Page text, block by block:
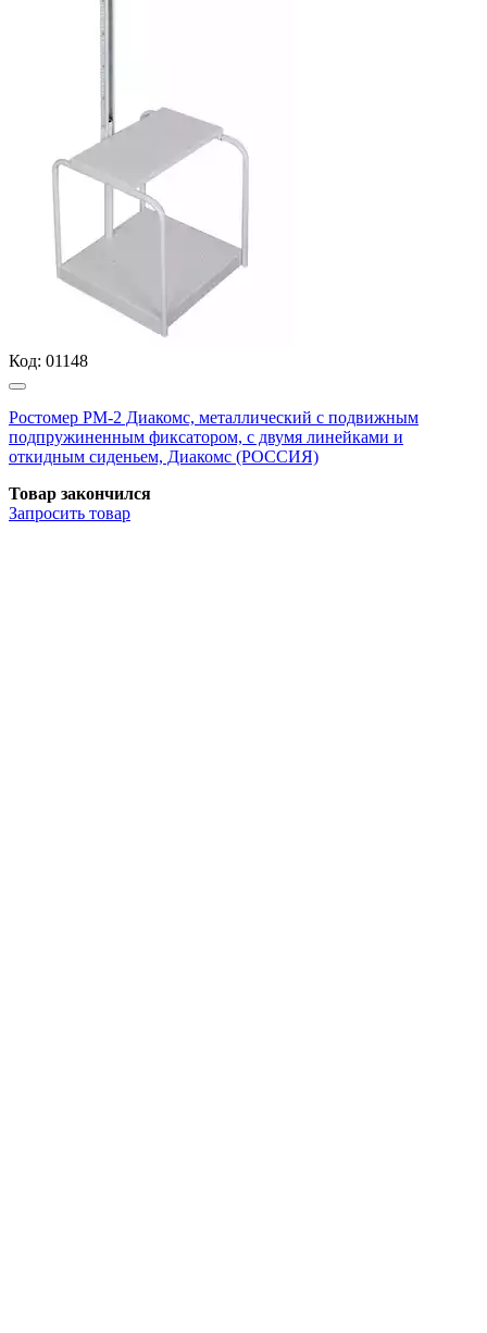
Код: 01148
Ростомер РМ-2 Диакомс, металлический с подвижным
подпружиненным фиксатором, с двумя линейками и
откидным сиденьем, Диакомс (РОССИЯ)
Товар закончился
Запросить товар